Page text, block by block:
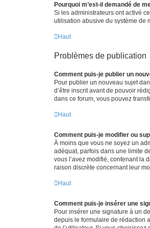
Pourquoi m’est-il demandé de
Si les administrateurs ont activé
utilisation abusive du système de
Haut
Problèmes de publication
Comment puis-je publier un
Pour publier un nouveau sujet
d’être inscrit avant de pouvoir
dans ce forum, vous pouvez
Haut
Comment puis-je modifier ou
À moins que vous ne soyez un
adéquat, parfois dans une limite
vous l’avez modifié, contenant la
raison discrète concernant leur
Haut
Comment puis-je insérer une
Pour insérer une signature à un
depuis le formulaire de rédaction